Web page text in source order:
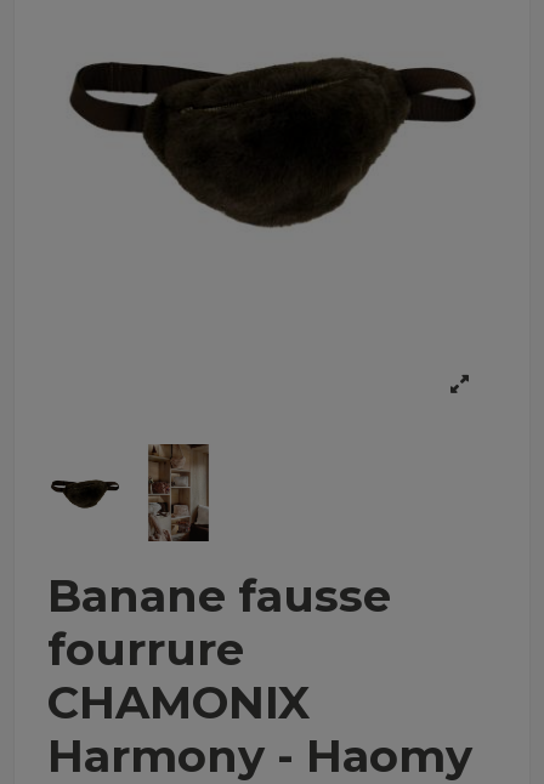
Banane fausse
fourrure
CHAMONIX
Harmony - Haomy